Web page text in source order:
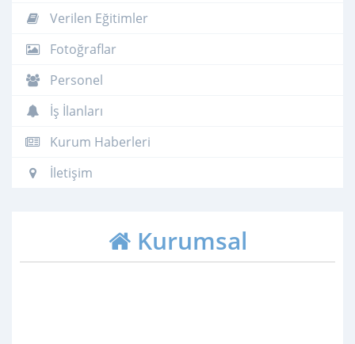
Verilen Eğitimler
Fotoğraflar
Personel
İş İlanları
Kurum Haberleri
İletişim
Kurumsal